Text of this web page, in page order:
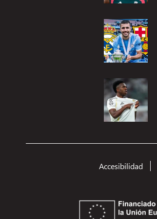
Accesibilidad